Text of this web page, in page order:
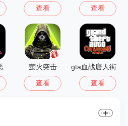
查看 查看
侠盗猎车罪恶都市中文版(GTA：SA MOD安装器) 萤火突击
查看
gta血战唐人街汉化版1.01
查看